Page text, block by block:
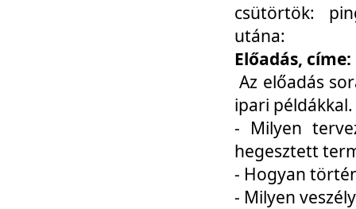
csütörtök:
utána:
Előadás,
Az előadás
ipari
- Milyen
hegesztett
- Hogyan
- Milyen